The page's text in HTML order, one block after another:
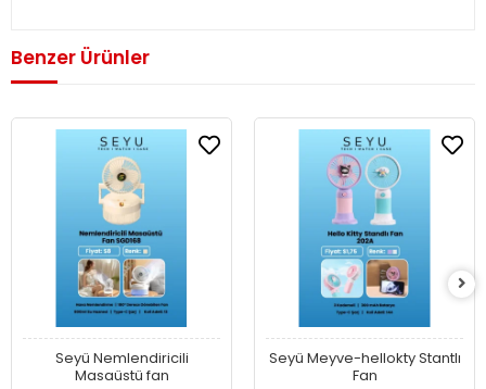
Benzer Ürünler
Seyü Nemlendiricili
Masaüstü fan
Seyü Meyve-hellokty Stantlı
Fan